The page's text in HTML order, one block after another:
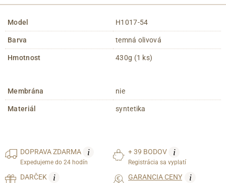
Model H1017-54
Barva temná olivová
Hmotnost 430g (1 ks)
Membrána nie
Materiál syntetika
DOPRAVAZDARMA i
Expedujeme do 24 hodín
+ 39 BODOV i
Registrácia sa vyplatí
DARČEK i GARANCIA CENY i